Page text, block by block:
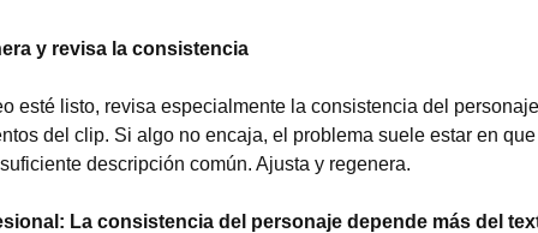
y revisa la consistencia
esté listo, revisa especialmente la consistencia del
del clip. Si algo no encaja, el problema suele estar en
descripción común. Ajusta y regenera.
La consistencia del personaje depende más del